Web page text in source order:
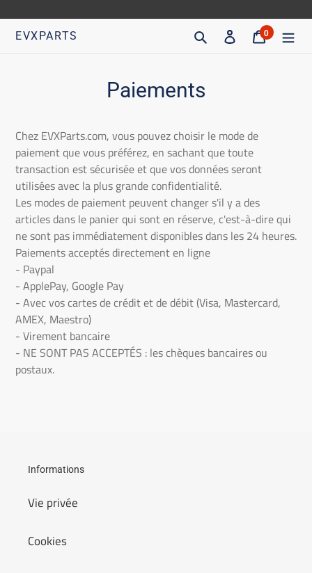
directement
EVXPARTS RechercheS'inscrireChariot
0articles
Paiements
Chez EVXParts.com, vous pouvez choisir le mode de
paiement que vous préférez, en sachant que toute
transaction est sécurisée et que vos données seront
utilisées avec la plus grande confidentialité.
Les modes de paiement peuvent changer s'il y a des
articles dans le panier qui sont en réserve, c'est-à-dire qui
ne sont pas immédiatement disponibles dans les 24 heures.
Paiements acceptés directement en ligne
- Paypal
- ApplePay, Google Pay
- Avec vos cartes de crédit et de débit (Visa, Mastercard,
AMEX, Maestro)
- Virement bancaire
- NE SONT PAS ACCEPTÉS : les chèques bancaires ou
postaux.
Informations
Vie privée
Cookies